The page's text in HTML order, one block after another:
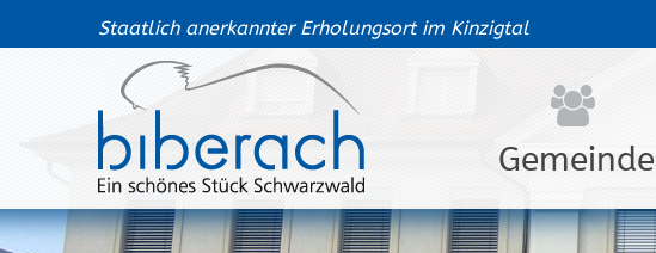
Staatlich anerkannter Erholungsort im Kinzigtal
Gemeinde